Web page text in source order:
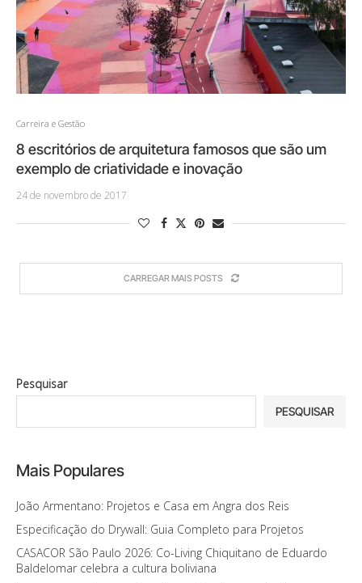
Carreira e Gestão
8 escritórios de arquitetura famosos que são um
exemplo de criatividade e inovação
24 de novembro de 2017
CARREGAR MAIS POSTS
Pesquisar
PESQUISAR
Mais Populares
João Armentano: Projetos e Casa em Angra dos Reis
Especificação do Drywall: Guia Completo para Projetos
CASACOR São Paulo 2026: Co-Living Chiquitano de Eduardo
Baldelomar celebra a cultura boliviana